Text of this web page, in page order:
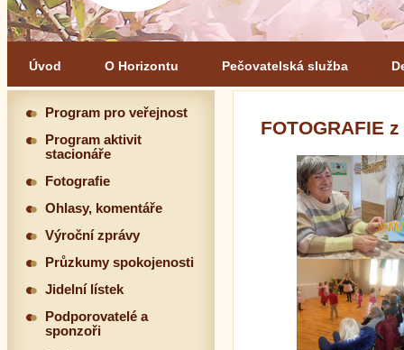
Úvod O Horizontu Pečovatelská služba
FOTOGRAFIE
Program pro veřejnost
Program aktivit
stacionáře
Fotografie
Ohlasy, komentáře
Výroční zprávy
Průzkumy spokojenosti
Jidelní lístek
Podporovatelé a
sponzoři